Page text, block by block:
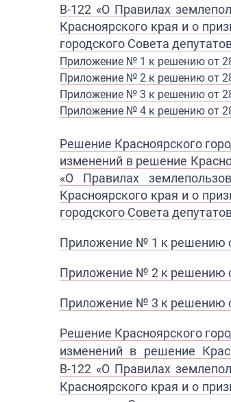
В-122 «О Правилах
Красноярского края и о
городского Совета
Приложение № 1 к решению от
Приложение № 2 к решению от
Приложение № 3 к решению от
Приложение № 4 к решению от
Решение Красноярского
изменений в решение
«О Правилах
Красноярского края и о
городского Совета
Приложение № 1 к решению
Приложение № 2 к решению
Приложение № 3 к р​ешению
Решение Красноярского
изменений в решение
В-122 «О Правилах
Красноярского края и о